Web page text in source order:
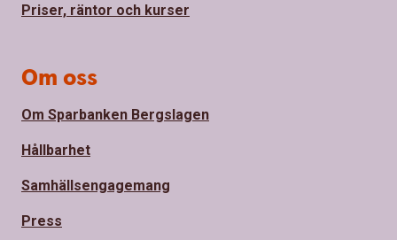
Priser, räntor och kurser
Om oss
Om Sparbanken Bergslagen
Hållbarhet
Samhällsengagemang
Press